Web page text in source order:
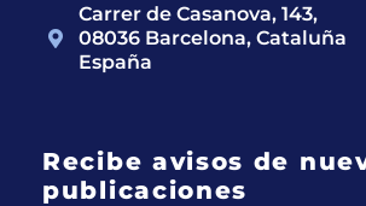
Carrer de Casanova, 143,
08036 Barcelona, Cataluña
España
Recibe avisos de
publicaciones